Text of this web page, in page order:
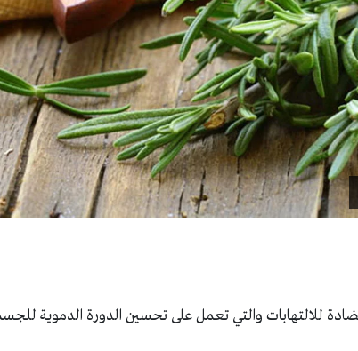
للالتهابات والتي تعمل على تحسين الدورة الدموية